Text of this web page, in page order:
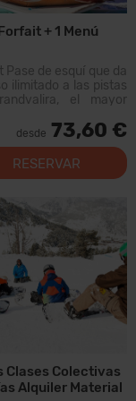
+ 1 Menú
Pase de esquí que da
ilimitado a las pistas
el mayor
Con este forfait
recorrer más de 200
pistas, con opciones
los niveles,
desde 73,60 €
RESERVAR
Clases Colectivas
Alquiler Material